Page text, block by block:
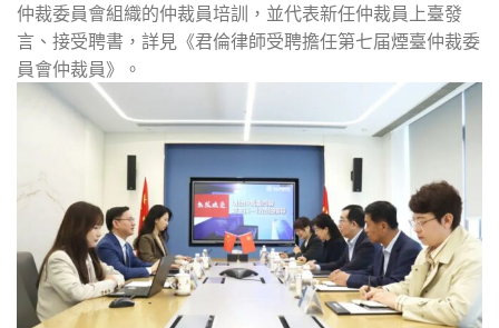
仲裁委員會組織的仲裁員培訓，並代表新任仲裁員上臺發
言、接受聘書，詳見《君倫律師受聘擔任第七届煙臺仲裁委
員會仲裁員》。